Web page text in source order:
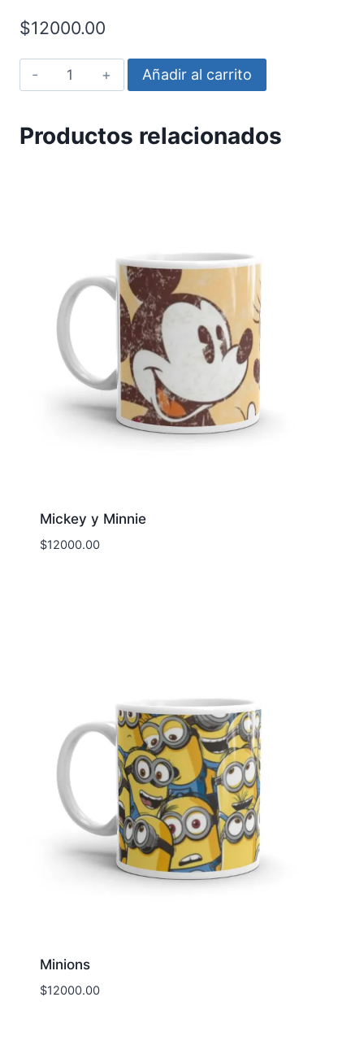
$12000.00
Homero
y
caras
Añadir al carrito
Productos relacionados
Mickey y Minnie
$12000.00
Minions
$12000.00